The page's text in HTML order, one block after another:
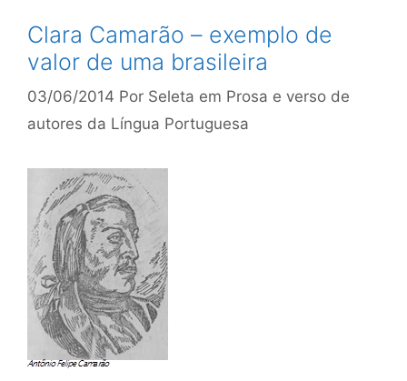
Clara Camarão – exemplo de
valor de uma brasileira
03/06/2014 Por Seleta em Prosa e verso de
autores da Língua Portuguesa